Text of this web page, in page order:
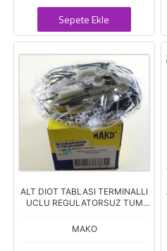
Sepete Ekle
ALT DIOT TABLASI TERMINALLI
UCLU REGULATORSUZ TUM
MAKO